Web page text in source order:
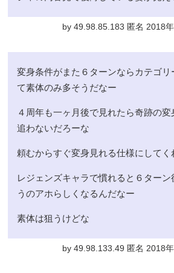
by 49.98.85.183 匿名 2018
変身条件がまた６ターンならカテゴ
て素体のみ多そうだなー
４周年も一ヶ月後で見れたら奇跡の
追わないだろーな
頼むからすぐ変身見れる仕様にしてく
レジェンズキャラで慣れると６ター
うのアホらしくなるんだなー
素体は狙うけどな
by 49.98.133.49 匿名 2018